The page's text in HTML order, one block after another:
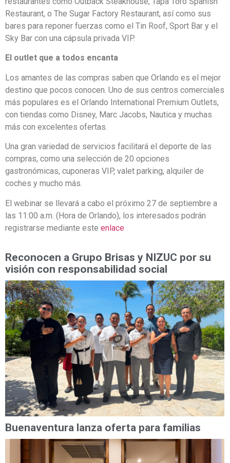
Restaurant, o The Sugar Factory Restaurant, así como sus
bares para reponer fuerzas como el Tin Roof, Sport Bar y el
Sky Bar con una cápsula privada VIP.
El outlet que a todos encanta
Los amantes de las compras saben que Orlando es el mejor
destino que pocos conocen. Uno de sus centros comerciales
más populares es el Orlando International Premium Outlets,
con tiendas como Disney, Marc Jacobs, Nautica y muchas
más con excelentes ofertas.
Una gran variedad de servicios facilitará el deporte de las
compras, como una selección de 20 opciones
gastronómicas, cuponeras VIP, valet parking, alquiler de
coches y mucho más.
El webinar se llevará a cabo el próximo 27 de septiembre a
las 11:00 a.m. (Hora de Orlando), los interesados podrán
registrarse mediante este enlace
Reconocen a Grupo Brisas y NIZUC por su
visión con responsabilidad social
Buenaventura lanza oferta para familias